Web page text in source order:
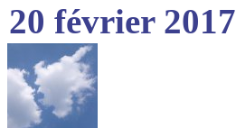
20 février 2017